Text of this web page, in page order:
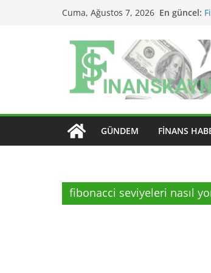
Cuma, Ağustos 7, 2026 En güncel:
GÜNDEM FINANS
fibonacci seviyeleri nasıl